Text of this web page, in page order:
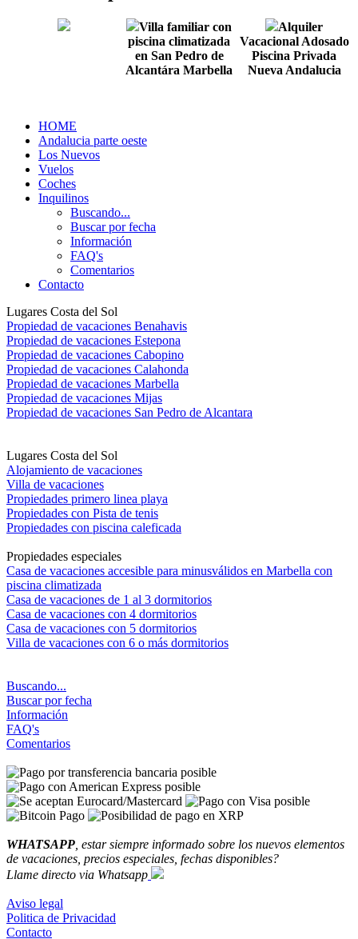
Villa familiar con
piscina climatizada
en San Pedro de
Alcantára Marbella
Alquiler
Vacacional Adosado
Piscina Privada
Nueva Andalucia
HOME
Andalucia parte oeste
Los Nuevos
Vuelos
Coches
Inquilinos
Buscando...
Buscar por fecha
Información
FAQ's
Comentarios
Contacto
Lugares Costa del Sol
Propiedad de vacaciones Benahavis
Propiedad de vacaciones Estepona
Propiedad de vacaciones Cabopino
Propiedad de vacaciones Calahonda
Propiedad de vacaciones Marbella
Propiedad de vacaciones Mijas
Propiedad de vacaciones San Pedro de Alcantara
Lugares Costa del Sol
Alojamiento de vacaciones
Villa de vacaciones
Propiedades primero linea playa
Propiedades con Pista de tenis
Propiedades con piscina caleficada
Propiedades especiales
Casa de vacaciones accesible para minusválidos en Marbella con
piscina climatizada
Casa de vacaciones de 1 al 3 dormitorios
Casa de vacaciones con 4 dormitorios
Casa de vacaciones con 5 dormitorios
Villa de vacaciones con 6 o más dormitorios
Buscando...
Buscar por fecha
Información
FAQ's
Comentarios
WHATSAPP , estar siempre informado sobre los nuevos elementos
de vacaciones, precios especiales, fechas disponibles?
Llame directo via Whatsapp
Aviso legal
Politica de Privacidad
Contacto